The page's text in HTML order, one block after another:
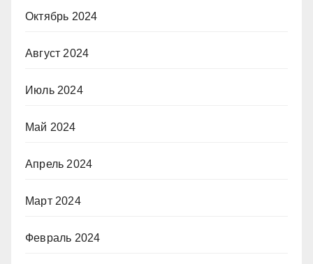
Октябрь 2024
Август 2024
Июль 2024
Май 2024
Апрель 2024
Март 2024
Февраль 2024